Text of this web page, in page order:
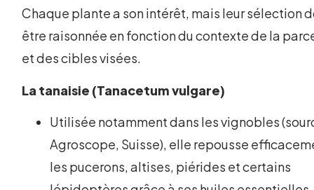
Chaque plante a son intérêt, mais leur sélection
être raisonnée en fonction du contexte de la
et des cibles visées.
La tanaisie (Tanacetum vulgare)
Utilisée notamment dans les vignobles
Agroscope, Suisse), elle repousse
les pucerons, altises, piérides et certains